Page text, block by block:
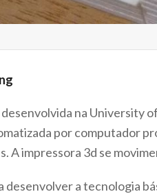
na University
por computador
A impressora 3d se
desenvolver a tecnologia